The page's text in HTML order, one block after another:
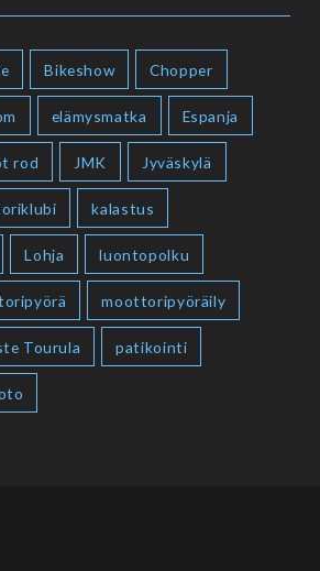
Bikeshow Chopper
elämysmatka Espanja
rod JMK Jyväskylä
kalastus
Lohja luontopolku
moottoripyöräily
Tourula patikointi